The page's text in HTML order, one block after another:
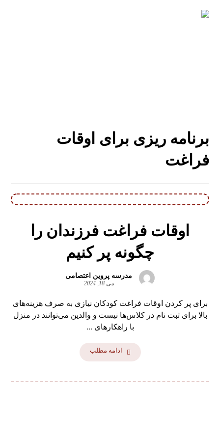
برنامه ریزی برای اوقات
فراغت
اوقات فراغت فرزندان را
چگونه پر کنیم
مدرسه پروین اعتصامی
می 18, 2024
برای پر کردن اوقات فراغت کودکان نیازی به صرف هزینه‌های
بالا برای ثبت نام در کلاس‌ها نیست و والدین می‌توانند در منزل
با راهکارهای ...
ادامه مطلب